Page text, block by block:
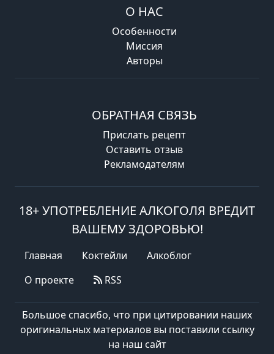
О НАС
Особенности
Миссия
Авторы
ОБРАТНАЯ СВЯЗЬ
Прислать рецепт
Оставить отзыв
Рекламодателям
18+ УПОТРЕБЛЕНИЕ АЛКОГОЛЯ ВРЕДИТ
ВАШЕМУ ЗДОРОВЬЮ!
Главная Коктейли
Алкоблог
О проекте
RSS
Большое спасибо, что при цитировании наших
оригинальных материалов вы поставили ссылку
на наш сайт